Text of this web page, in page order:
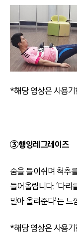
*해당 영상은 사용
③행잉레그레이즈
숨을 들이쉬며 척추
들어올립니다. ‘다리
말아 올려준다’는
*해당 영상은 사용